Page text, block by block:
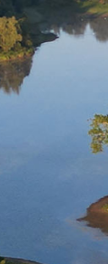
Plus